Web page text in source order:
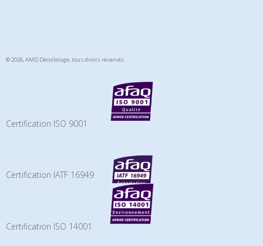
© 2026, AMD Décolletage,tous droits réservés.
Certification ISO 9001
Certification IATF 16949
Certification ISO 14001